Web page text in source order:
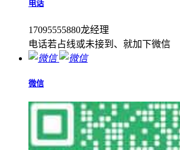
电话
17095555880龙经理
电话若占线或未接到、就加下微信
微信